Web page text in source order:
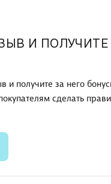
И ПОЛУЧИТЕ
и получите за него
сделать